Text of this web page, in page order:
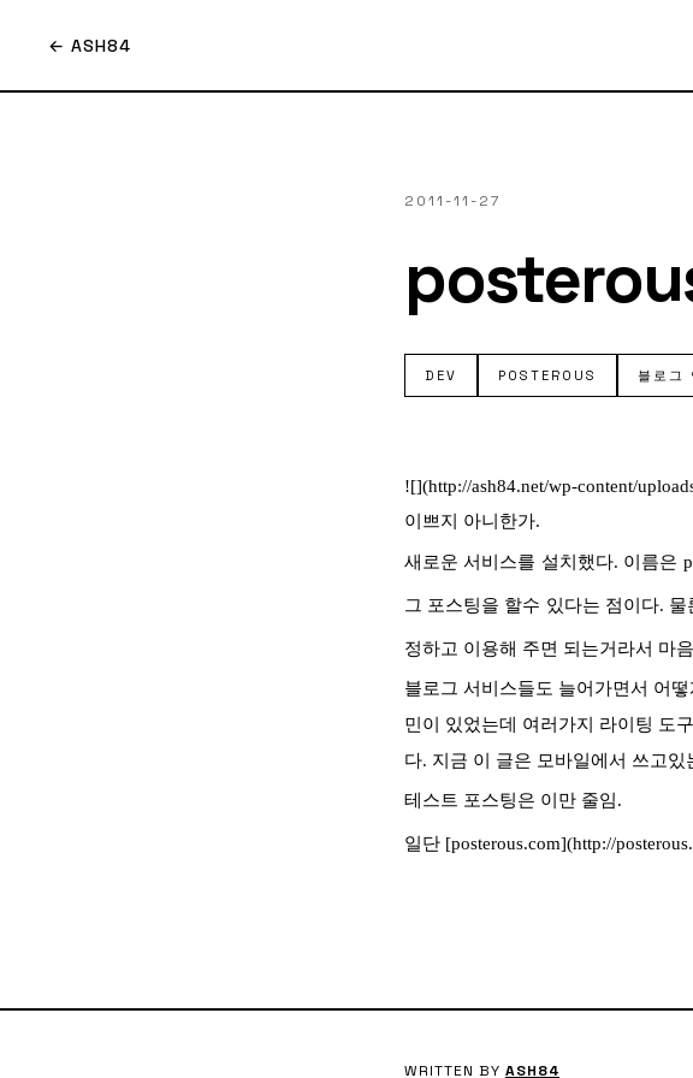
← ASH84
2011-11-27
DEV POSTEROUS 블로그
![](http://ash84.net/wp-content/
이쁘지 아니한가.
새로운 서비스를 설치했다. 이름은
그 포스팅을 할수 있다는 점이다. 물
정하고 이용해 주면 되는거라서 마
블로그 서비스들도 늘어가면서 어
민이 있었는데 여러가지 라이팅 도
다. 지금 이 글은 모바일에서 쓰고
테스트 포스팅은 이만 줄임.
일단 [posterous.com](http://
WRITTEN BY ASH84